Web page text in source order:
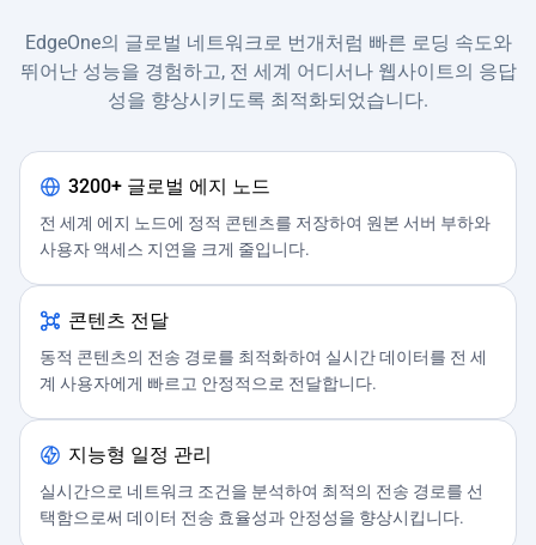
EdgeOne의 글로벌 네트워크로 번개처럼 빠른 로딩 속도와
뛰어난 성능을 경험하고, 전 세계 어디서나 웹사이트의 응답
성을 향상시키도록 최적화되었습니다.
3200+ 글로벌 에지 노드
전 세계 에지 노드에 정적 콘텐츠를 저장하여 원본 서버 부하와
사용자 액세스 지연을 크게 줄입니다.
콘텐츠 전달
동적 콘텐츠의 전송 경로를 최적화하여 실시간 데이터를 전 세
계 사용자에게 빠르고 안정적으로 전달합니다.
지능형 일정 관리
실시간으로 네트워크 조건을 분석하여 최적의 전송 경로를 선
택함으로써 데이터 전송 효율성과 안정성을 향상시킵니다.